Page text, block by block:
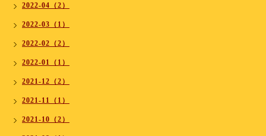
2022-04（2）
2022-03（1）
2022-02（2）
2022-01（1）
2021-12（2）
2021-11（1）
2021-10（2）